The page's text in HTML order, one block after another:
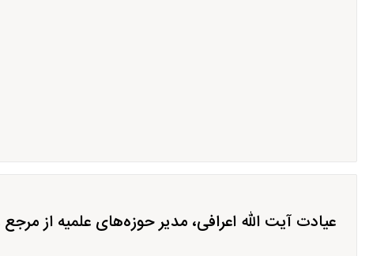
عیادت آیت الله اعرافی، مدیر حوزه‌های علمیه از